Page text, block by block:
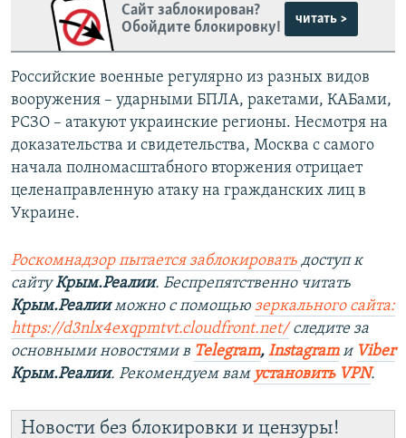
Сайт заблокирован?
Обойдите блокировку!
читать >
Российские военные регулярно из разных видов
вооружения – ударными БПЛА, ракетами, КАБами,
РСЗО – атакуют украинские регионы. Несмотря на
доказательства и свидетельства, Москва с самого
начала полномасштабного вторжения отрицает
целенаправленную атаку на гражданских лиц в
Украине.
Роскомнадзор пытается заблокировать доступ к
сайтуКрым.Реалии. Беспрепятственно читать
Крым.Реалииможно с помощью зеркального сайта:
https://d3nlx4exqpmtvt.cloudfront.net/следите за
основными новостями в Telegram, Instagramи Viber
Крым.Реалии. Рекомендуем вам установить VPN.
Новости без блокировки и цензуры!